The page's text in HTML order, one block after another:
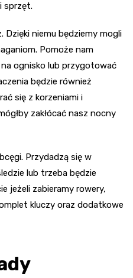
sprzęt.
niemu będziemy mogli
Pomoże nam
ognisko lub przygotować
będzie również
się z korzeniami i
zakłócać nasz nocny
Przydadzą się w
lub trzeba będzie
jeżeli zabieramy rowery,
kluczy oraz dodatkowe